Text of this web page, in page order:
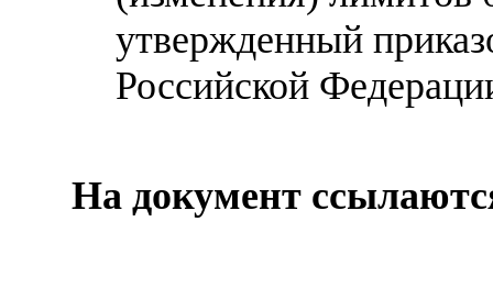
утвержденный
Российской
На документ